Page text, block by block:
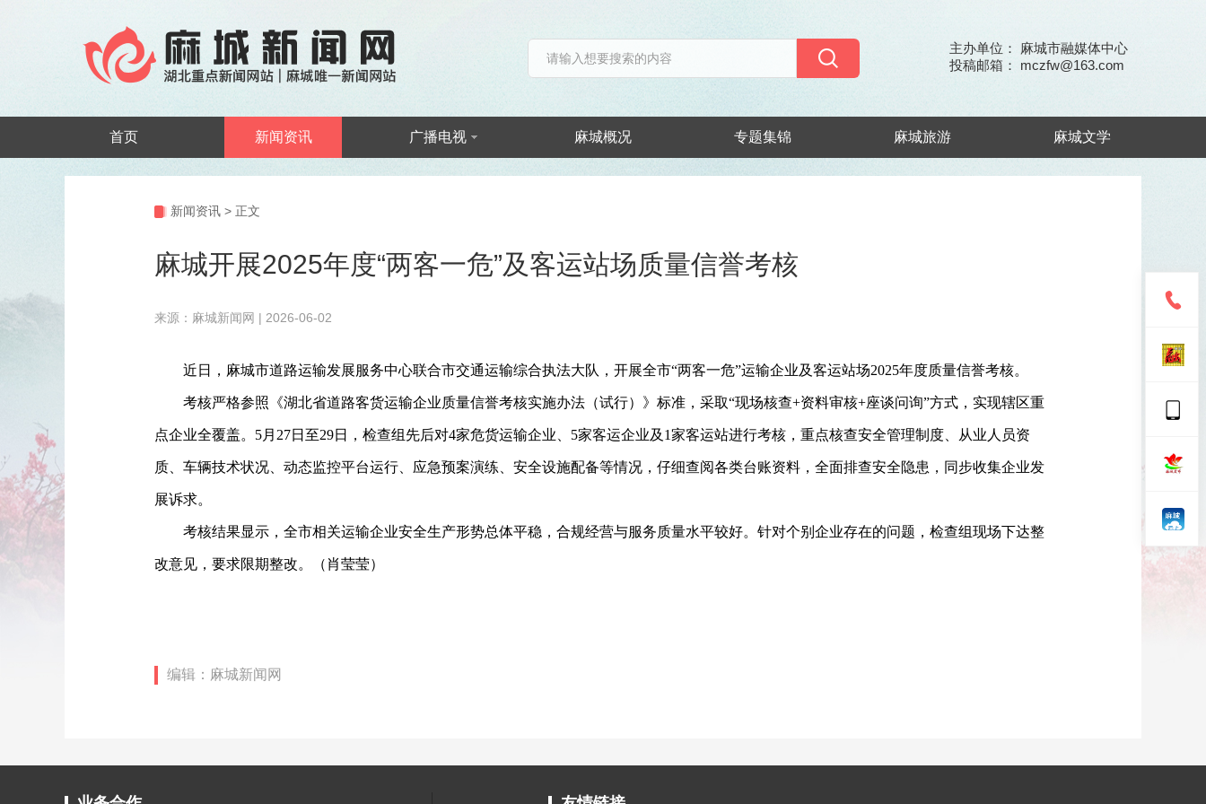
主办单位： 麻城市融媒体中心
投稿邮箱： mczfw@163.com
首页 新闻资讯 广播电视 麻城概况 专题集锦 麻城旅游 麻城文学
新闻资讯 > 正文
麻城开展2025年度“两客一危”及客运站场质量信誉考核
来源：麻城新闻网 | 2026-06-02
近日，麻城市道路运输发展服务中心联合市交通运输综合执法大队，开展全市“两客一危”运输企业及客运站场2025年度质量信誉考核。
考核严格参照《湖北省道路客货运输企业质量信誉考核实施办法（试行）》标准，采取“现场核查+资料审核+座谈问询”方式，实现辖区重
点企业全覆盖。5月27日至29日，检查组先后对4家危货运输企业、5家客运企业及1家客运站进行考核，重点核查安全管理制度、从业人员资
质、车辆技术状况、动态监控平台运行、应急预案演练、安全设施配备等情况，仔细查阅各类台账资料，全面排查安全隐患，同步收集企业发
展诉求。
考核结果显示，全市相关运输企业安全生产形势总体平稳，合规经营与服务质量水平较好。针对个别企业存在的问题，检查组现场下达整
改意见，要求限期整改。（肖莹莹）
编辑：麻城新闻网